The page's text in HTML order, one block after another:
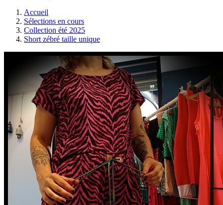
Accueil
Sélections en cours
Collection été 2025
Short zébré taille unique